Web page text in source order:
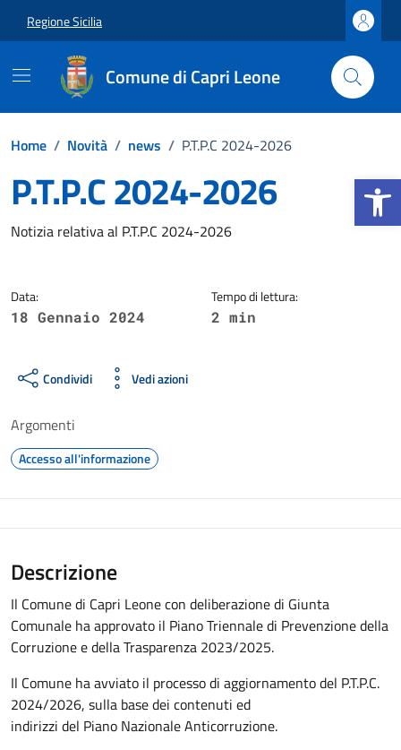
Apri la
Regione Sicilia
Comune di Capri Leone
Home / Novità / news / P.T.P.C 2024-2026
P.T.P.C 2024-2026
Dettagli della notizia
Notizia relativa al P.T.P.C 2024-2026
Data:
18 Gennaio 2024
Tempo di lettura:
2 min
Condividi Vedi azioni
Argomenti
Accesso all'informazione
Descrizione
Il Comune di Capri Leone con deliberazione di Giunta
Comunale ha approvato il Piano Triennale di Prevenzione della
Corruzione e della Trasparenza 2023/2025.
Il Comune ha avviato il processo di aggiornamento del P.T.P.C.
2024/2026, sulla base dei contenuti ed
indirizzi del Piano Nazionale Anticorruzione.